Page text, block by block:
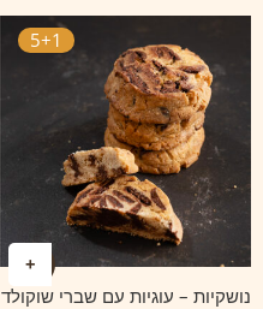
5+1
נושקיות – עוגיות עם שברי שוקולד